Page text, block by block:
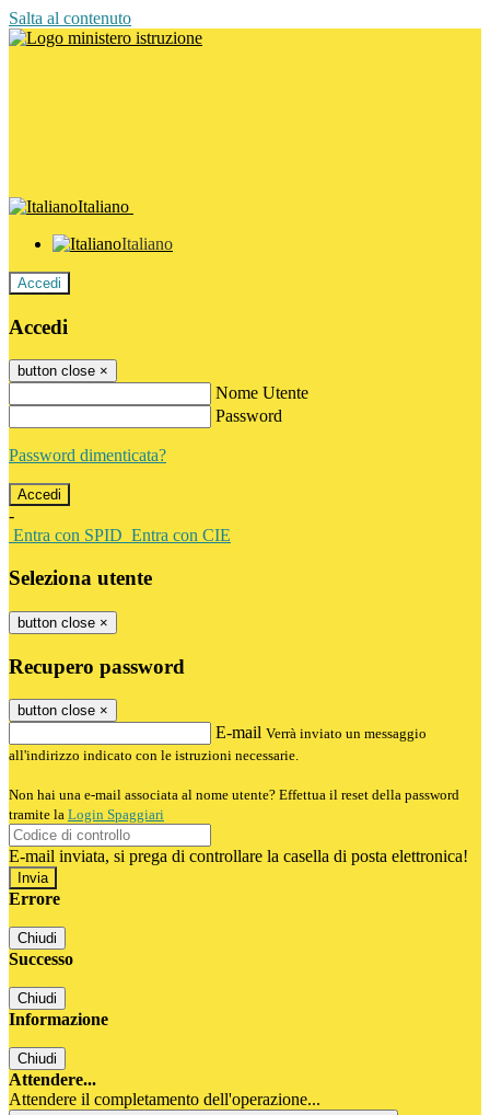
Salta al contenuto
Italiano
Italiano
Accedi
Accedi
button close ×
Nome Utente
Password
Password dimenticata?
-
Entra con SPID Entra con CIE
Seleziona utente
button close ×
Recupero password
button close ×
E-mail Verrà inviato un messaggio
all'indirizzo indicato con le istruzioni necessarie.
Non hai una e-mail associata al nome utente? Effettua il reset della password
tramite la Login Spaggiari
E-mail inviata, si prega di controllare la casella di posta elettronica!
Errore
Chiudi
Successo
Chiudi
Informazione
Chiudi
Attendere...
Attendere il completamento dell'operazione...